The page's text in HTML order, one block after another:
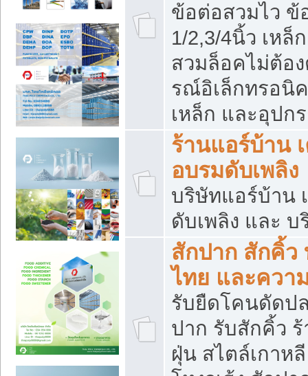
ข้อต่อสวมไว ข้
1/2,3/4นิ้ว เหล็
สวมล็อคไม่ต้อ
รณ์อิเล็กทรอนิ
เหล็ก และอุปก
ร้านแอร์บ้าน
อบรมดับเพลิง
บริษัทแอร์บ้าน
ดับเพลิง และ
สักปาก สักคิ้
ไทย และควา
รับยืดโคนดัดป
ปาก รับสักคิ้ว
ฝุ่น สไตล์เกาห